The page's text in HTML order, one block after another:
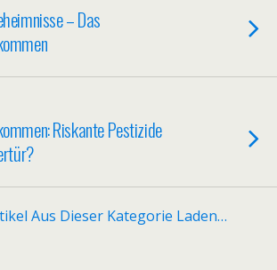
– Das
Riskante Pestizide
Aus Dieser Kategorie Laden…